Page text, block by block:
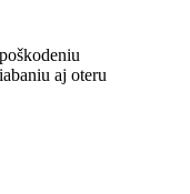
aj oteru